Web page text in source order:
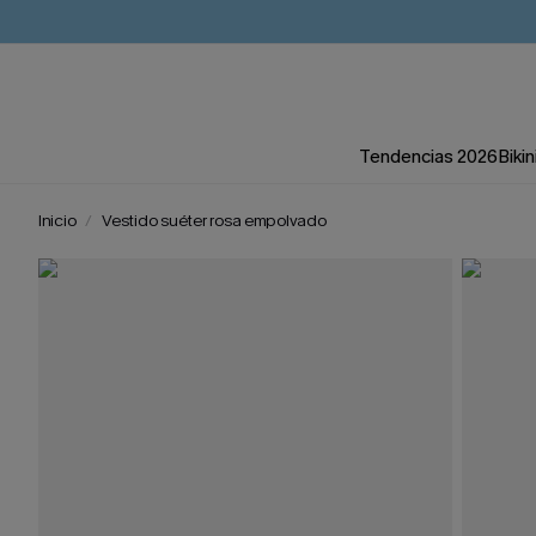
Tendencias 2026
Inicio Vestido suéter rosa empolvado